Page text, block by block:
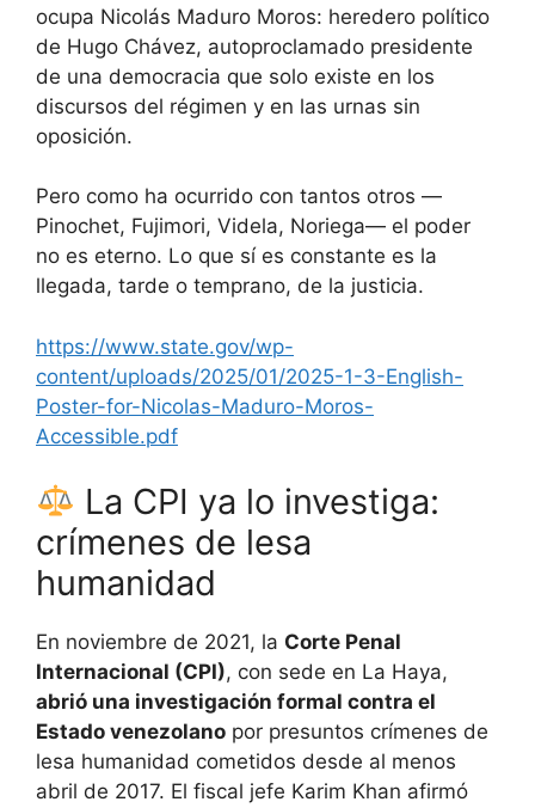
ocupa Nicolás Maduro Moros: heredero político
de Hugo Chávez, autoproclamado presidente
de una democracia que solo existe en los
discursos del régimen y en las urnas sin
oposición.
Pero como ha ocurrido con tantos otros —
Pinochet, Fujimori, Videla, Noriega— el poder
no es eterno. Lo que sí es constante es la
llegada, tarde o temprano, de la justicia.
https://www.state.gov/wp-
content/uploads/2025/01/2025-1-3-English-
Poster-for-Nicolas-Maduro-Moros-
Accessible.pdf
La CPI ya lo investiga:
crímenes de lesa
humanidad
En noviembre de 2021, la Corte Penal
Internacional (CPI), con sede en La Haya,
abrió una investigación formal contra el
Estado venezolano por presuntos crímenes de
lesa humanidad cometidos desde al menos
abril de 2017. El fiscal jefe Karim Khan afirmó